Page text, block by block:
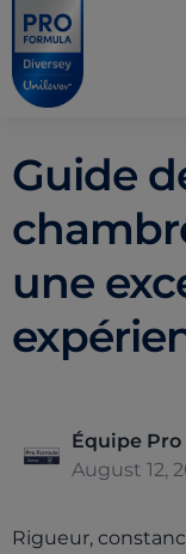
Skip to main
Skip to navigation
Skip to footer
Pro Formula
Guide
une
Équipe
August 12,
Rigueur,